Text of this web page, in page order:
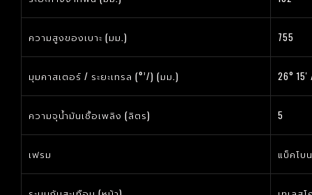
ความสูงของเบาะ (มม.) 755
มุมคาสเตอร์ / ระยะเทรล (°’/) (มม.) 26°
ความจุน้ำมันเชื้อเพลิง (ลิตร) 5
เฟรม แบ็คโบน